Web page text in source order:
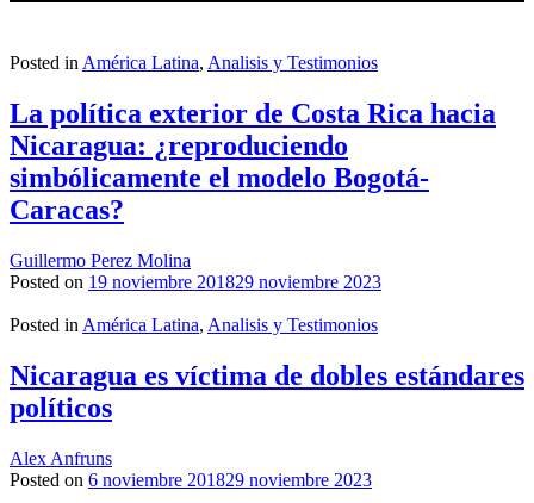
Posted in América Latina, Analisis y Testimonios
La política exterior de Costa Rica hacia
Nicaragua: ¿reproduciendo
simbólicamente el modelo Bogotá-
Caracas?
Guillermo Perez Molina
Posted on 19 noviembre 201829 noviembre 2023
Posted in América Latina, Analisis y Testimonios
Nicaragua es víctima de dobles estándares
políticos
Alex Anfruns
Posted on 6 noviembre 201829 noviembre 2023